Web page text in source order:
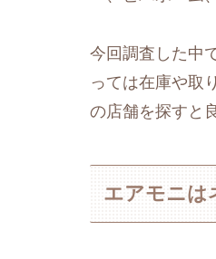
今回調査した中
っては在庫や取
の店舗を探すと
エアモニは